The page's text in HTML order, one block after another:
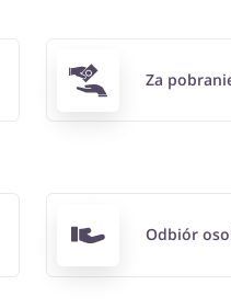
Za
Odbiór